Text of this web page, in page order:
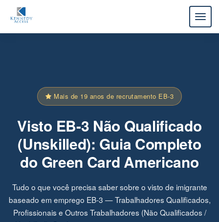
Mais de 19 anos de recrutamento EB-3
Visto EB-3 Não Qualificado
(Unskilled): Guia Completo
do Green Card Americano
Tudo o que você precisa saber sobre o visto de imigrante
baseado em emprego EB-3 — Trabalhadores Qualificados,
Profissionais e Outros Trabalhadores (Não Qualificados /